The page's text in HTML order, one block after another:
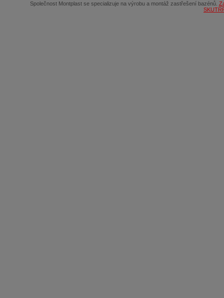
Společnost Montplast se specializuje na výrobu a montáž zastřešení bazénů.